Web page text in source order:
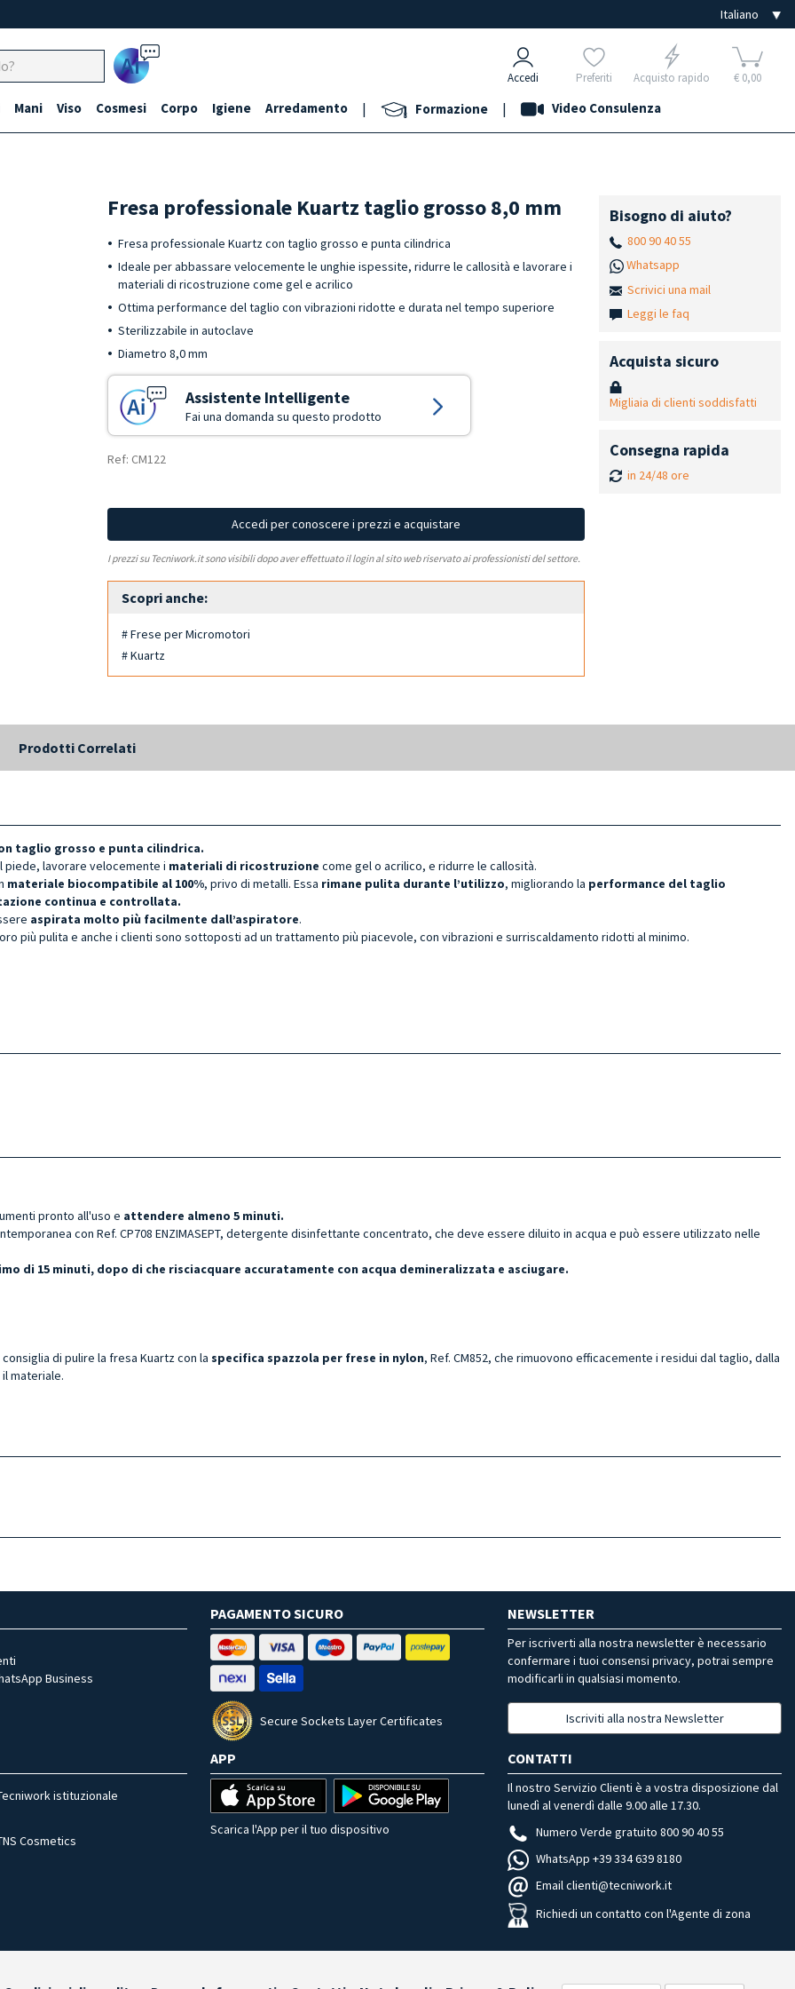
Ai Accedi Preferiti Acquisto rapido € 0,00
Mani Viso Cosmesi Corpo Igiene Arredamento | Formazione | Video Consulenza
Fresa professionale Kuartz taglio grosso 8,0 mm
Fresa professionale Kuartz con taglio grosso e punta cilindrica
Ideale per abbassare velocemente le unghie ispessite, ridurre le callosità e lavorare i
materiali di ricostruzione come gel e acrilico
Ottima performance del taglio con vibrazioni ridotte e durata nel tempo superiore
Sterilizzabile in autoclave
Diametro 8,0 mm
Assistente Intelligente
Fai una domanda su questo prodotto
Ref: CM122
Accedi per conoscere i prezzi e acquistare
I prezzi su Tecniwork.it sono visibili dopo aver effettuato il login al sito web riservato ai professionisti del settore.
Scopri anche:
# Frese per Micromotori
# Kuartz
Bisogno di aiuto?
800 90 40 55
Whatsapp
Scrivici una mail
Leggi le faq
Acquista sicuro
Migliaia di clienti soddisfatti
Consegna rapida
in 24/48 ore
Prodotti Correlati
taglio grosso e punta cilindrica.
piede, lavorare velocemente i materiali di ricostruzione come gel o acrilico, e ridurre le callosità.
materiale biocompatibile al 100%, privo di metalli. Essa rimane pulita durante l’utilizzo, migliorando la performance del taglio
continua e controllata.
aspirata molto più facilmente dall’aspiratore.
più pulita e anche i clienti sono sottoposti ad un trattamento più piacevole, con vibrazioni e surriscaldamento ridotti al minimo.
pronto all'uso e attendere almeno 5 minuti.
con Ref. CP708 ENZIMASEPT, detergente disinfettante concentrato, che deve essere diluito in acqua e può essere utilizzato nelle
di 15 minuti, dopo di che risciacquare accuratamente con acqua demineralizzata e asciugare.
consiglia di pulire la fresa Kuartz con la specifica spazzola per frese in nylon, Ref. CM852, che rimuovono efficacemente i residui dal taglio, dalla
materiale.
Business
PAGAMENTO SICURO
Secure Sockets Layer Certificates
NEWSLETTER
Per iscriverti alla nostra newsletter è necessario
confermare i tuoi consensi privacy, potrai sempre
modificarli in qualsiasi momento.
Iscriviti alla nostra Newsletter
istituzionale
Cosmetics
APP
Scarica l'App per il tuo dispositivo
CONTATTI
Il nostro Servizio Clienti è a vostra disposizione dal
lunedì al venerdì dalle 9.00 alle 17.30.
Numero Verde gratuito 800 90 40 55
WhatsApp +39 334 639 8180
Email clienti@tecniwork.it
Richiedi un contatto con l'Agente di zona